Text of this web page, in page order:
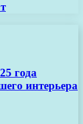
года
интерьера